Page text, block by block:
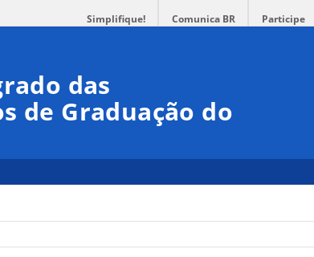
Simplifique! Comunica BR Participe
das
de Graduação do